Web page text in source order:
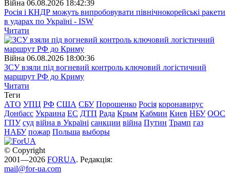
Війна 06.08.2026 18:42:39
Росія і КНДР можуть випробовувати північнокорейські ракети
в ударах по Україні - ISW
Читати
Війна 06.08.2026 18:00:36
ЗСУ взяли під вогневий контроль ключовий логістичний
маршрут РФ до Криму
Читати
Теги
АТО УПЦ РФ США СБУ Порошенко Росія коронавирус
Донбасс Украина ЕС ДТП Рада Крым Кабмин Киев НБУ ООС
ГПУ суд війна в Україні санкции війна Путин Трамп газ
НАБУ пожар Польша выборы
© Copyright
2001—2026 FORUA. Редакція:
mail@for-ua.com